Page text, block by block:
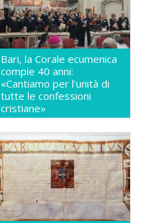
Bari, la Corale ecumenica
compie 40 anni:
«Cantiamo per l'unità di
tutte le confessioni
cristiane»